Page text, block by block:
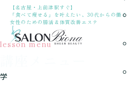
【名古屋・上前津駅すぐ】
「食べて痩せる」を叶えたい、30代からの働く
女性のための腸活＆体質改善エステ
lesson menu
学